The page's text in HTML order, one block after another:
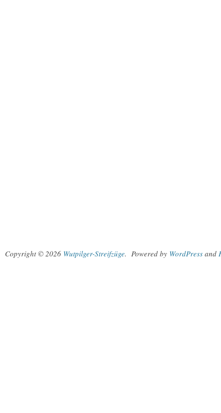
Copyright © 2026 Wutpilger-Streifzüge. Powered by WordPress and